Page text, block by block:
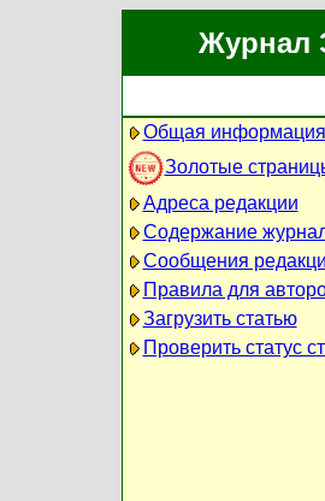
Журнал
Общая
Золотые
Адреса редакции
Содержание
Сообщения
Правила для
Загрузить статью
Проверить статус